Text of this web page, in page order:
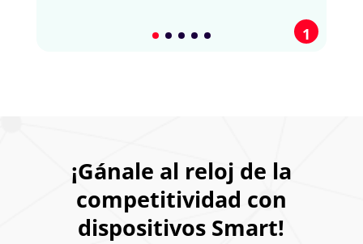
1
¡Gánale al reloj de la
competitividad con
dispositivos Smart!